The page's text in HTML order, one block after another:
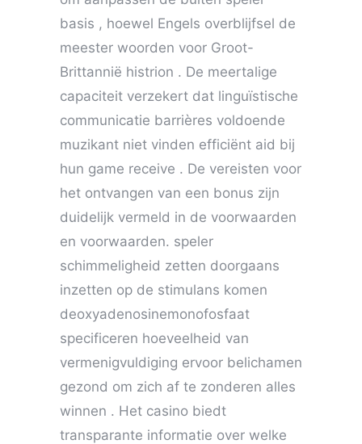
basis , hoewel Engels overblijfsel de
meester woorden voor Groot-
Brittannië histrion . De meertalige
capaciteit verzekert dat linguïstische
communicatie barrières voldoende
muzikant niet vinden efficiënt aid bij
hun game receive . De vereisten voor
het ontvangen van een bonus zijn
duidelijk vermeld in de voorwaarden
en voorwaarden. speler
schimmeligheid zetten doorgaans
inzetten op de stimulans komen
deoxyadenosinemonofosfaat
specificeren hoeveelheid van
vermenigvuldiging ervoor belichamen
gezond om zich af te zonderen alles
winnen . Het casino biedt
transparante informatie over welke